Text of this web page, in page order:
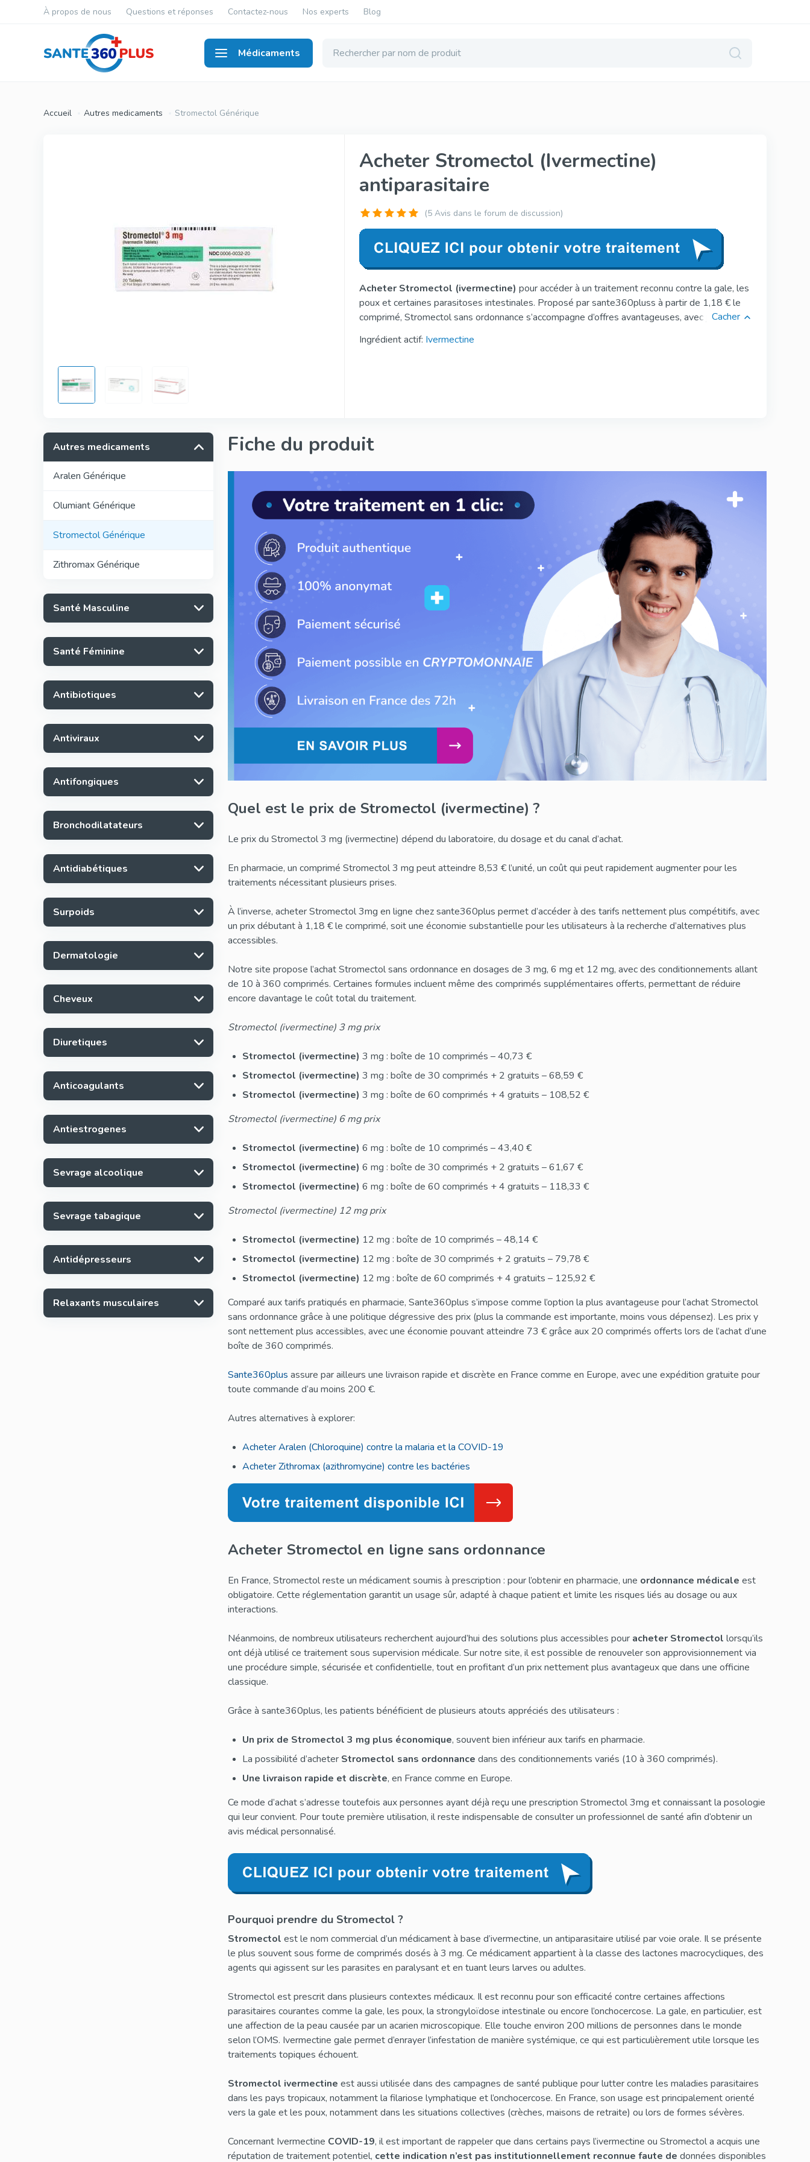
À propos de nous Questions et réponses Contactez-nous Nos experts Blog
Médicaments
Santé Masculine
generique)
Tadalafil
Vardenafil
Avana
Avanafil
Fildena Super Active
Sildenafil
Cenforce
Sildenafil
Rapamycine
Sirolimus
Accueil Autres medicaments Stromectol Générique
Acheter Stromectol (Ivermectine)
antiparasitaire
(5 Avis dans le forum de discussion)
Acheter Stromectol (ivermectine) pour accéder à un traitement reconnu contre la gale, les
poux et certaines parasitoses intestinales. Proposé par sante360pluss à partir de 1,18 € le
comprimé, Stromectol sans ordonnance s’accompagne d’offres avantageuses, avec jusqu’à 20
comprimés gratuits selon le montant de la commande et une livraison rapide offerte dès 200
€ d’achat.
Cacher
Ingrédient actif: Ivermectine
Autres medicaments
Aralen Générique
Olumiant Générique
Stromectol Générique
Zithromax Générique
Santé Masculine
Santé Féminine
Antibiotiques
Antiviraux
Antifongiques
Bronchodilatateurs
Antidiabétiques
Surpoids
Dermatologie
Cheveux
Diuretiques
Anticoagulants
Antiestrogenes
Sevrage alcoolique
Sevrage tabagique
Antidépresseurs
Relaxants musculaires
Fiche du produit
Quel est le prix de Stromectol (ivermectine) ?
Le prix du Stromectol 3 mg (ivermectine) dépend du laboratoire, du dosage et du canal d’achat.
En pharmacie, un comprimé Stromectol 3 mg peut atteindre 8,53 € l’unité, un coût qui peut rapidement augmenter pour les
traitements nécessitant plusieurs prises.
À l’inverse, acheter Stromectol 3mg en ligne chez sante360plus permet d’accéder à des tarifs nettement plus compétitifs, avec
un prix débutant à 1,18 € le comprimé, soit une économie substantielle pour les utilisateurs à la recherche d’alternatives plus
accessibles.
Notre site propose l’achat Stromectol sans ordonnance en dosages de 3 mg, 6 mg et 12 mg, avec des conditionnements allant
de 10 à 360 comprimés. Certaines formules incluent même des comprimés supplémentaires offerts, permettant de réduire
encore davantage le coût total du traitement.
Stromectol (ivermectine) 3 mg prix
Stromectol (ivermectine) 3 mg : boîte de 10 comprimés – 40,73 €
Stromectol (ivermectine) 3 mg : boîte de 30 comprimés + 2 gratuits – 68,59 €
Stromectol (ivermectine) 3 mg : boîte de 60 comprimés + 4 gratuits – 108,52 €
Stromectol (ivermectine) 6 mg prix
Stromectol (ivermectine) 6 mg : boîte de 10 comprimés – 43,40 €
Stromectol (ivermectine) 6 mg : boîte de 30 comprimés + 2 gratuits – 61,67 €
Stromectol (ivermectine) 6 mg : boîte de 60 comprimés + 4 gratuits – 118,33 €
Stromectol (ivermectine) 12 mg prix
Stromectol (ivermectine) 12 mg : boîte de 10 comprimés – 48,14 €
Stromectol (ivermectine) 12 mg : boîte de 30 comprimés + 2 gratuits – 79,78 €
Stromectol (ivermectine) 12 mg : boîte de 60 comprimés + 4 gratuits – 125,92 €
Comparé aux tarifs pratiqués en pharmacie, Sante360plus s’impose comme l’option la plus avantageuse pour l’achat Stromectol
sans ordonnance grâce à une politique dégressive des prix (plus la commande est importante, moins vous dépensez). Les prix y
sont nettement plus accessibles, avec une économie pouvant atteindre 73 € grâce aux 20 comprimés offerts lors de l’achat d’une
boîte de 360 comprimés.
Sante360plus assure par ailleurs une livraison rapide et discrète en France comme en Europe, avec une expédition gratuite pour
toute commande d’au moins 200 €.
Autres alternatives à explorer:
Acheter Aralen (Chloroquine) contre la malaria et la COVID-19
Acheter Zithromax (azithromycine) contre les bactéries
Acheter Stromectol en ligne sans ordonnance
En France, Stromectol reste un médicament soumis à prescription : pour l’obtenir en pharmacie, une ordonnance médicale est
obligatoire. Cette réglementation garantit un usage sûr, adapté à chaque patient et limite les risques liés au dosage ou aux
interactions.
Néanmoins, de nombreux utilisateurs recherchent aujourd’hui des solutions plus accessibles pour acheter Stromectol lorsqu’ils
ont déjà utilisé ce traitement sous supervision médicale. Sur notre site, il est possible de renouveler son approvisionnement via
une procédure simple, sécurisée et confidentielle, tout en profitant d’un prix nettement plus avantageux que dans une officine
classique.
Grâce à sante360plus, les patients bénéficient de plusieurs atouts appréciés des utilisateurs :
Un prix de Stromectol 3 mg plus économique, souvent bien inférieur aux tarifs en pharmacie.
La possibilité d’acheter Stromectol sans ordonnance dans des conditionnements variés (10 à 360 comprimés).
Une livraison rapide et discrète, en France comme en Europe.
Ce mode d’achat s’adresse toutefois aux personnes ayant déjà reçu une prescription Stromectol 3mg et connaissant la posologie
qui leur convient. Pour toute première utilisation, il reste indispensable de consulter un professionnel de santé afin d’obtenir un
avis médical personnalisé.
Pourquoi prendre du Stromectol ?
Stromectol est le nom commercial d’un médicament à base d’ivermectine, un antiparasitaire utilisé par voie orale. Il se présente
le plus souvent sous forme de comprimés dosés à 3 mg. Ce médicament appartient à la classe des lactones macrocycliques, des
agents qui agissent sur les parasites en paralysant et en tuant leurs larves ou adultes.
Stromectol est prescrit dans plusieurs contextes médicaux. Il est reconnu pour son efficacité contre certaines affections
parasitaires courantes comme la gale, les poux, la strongyloïdose intestinale ou encore l’onchocercose. La gale, en particulier, est
une affection de la peau causée par un acarien microscopique. Elle touche environ 200 millions de personnes dans le monde
selon l’OMS. Ivermectine gale permet d’enrayer l’infestation de manière systémique, ce qui est particulièrement utile lorsque les
traitements topiques échouent.
Stromectol ivermectine est aussi utilisée dans des campagnes de santé publique pour lutter contre les maladies parasitaires
dans les pays tropicaux, notamment la filariose lymphatique et l’onchocercose. En France, son usage est principalement orienté
vers la gale et les poux, notamment dans les situations collectives (crèches, maisons de retraite) ou lors de formes sévères.
Concernant Ivermectine COVID-19, il est important de rappeler que dans certains pays l’ivermectine ou Stromectol a acquis une
réputation de traitement potentiel, cette indication n’est pas institutionnellement reconnue faute de données disponibles